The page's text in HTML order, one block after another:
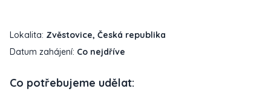
Lokalita: Zvěstovice, Česká republika
Datum zahájení: Co nejdříve
Co potřebujeme udělat: